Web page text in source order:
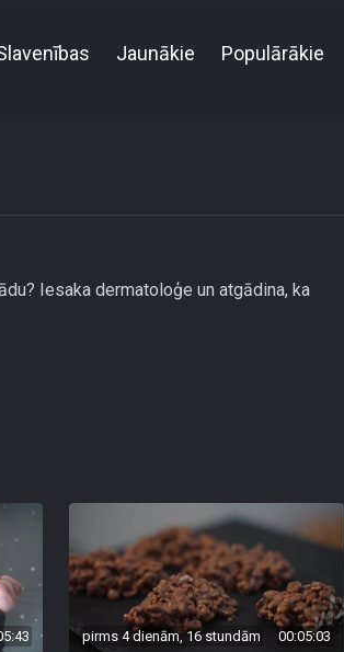
Jaunākie Populārākie
Iesaka dermatoloģe un atgādina, ka
pirms 4 dienām, 16 stundām 00:05:03